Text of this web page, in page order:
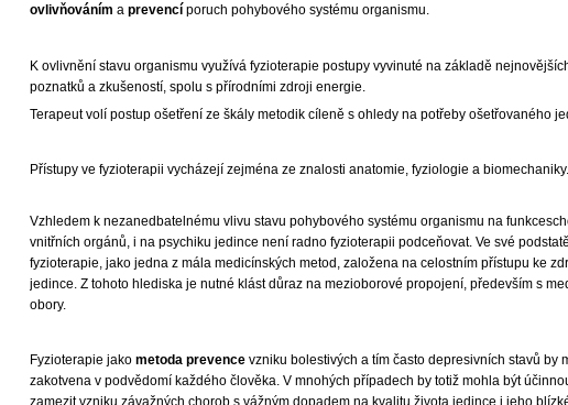
ovlivňováním a prevencí poruch pohybového systému organismu.
K ovlivnění stavu organismu využívá fyzioterapie postupy vyvinuté na základě
poznatků a zkušeností, spolu s přírodními zdroji energie.
Terapeut volí postup ošetření ze škály metodik cíleně s ohledy na potřeby ošetřovaného
Přístupy ve fyzioterapii vycházejí zejména ze znalosti anatomie, fyziologie a biomechaniky.
Vzhledem k nezanedbatelnému vlivu stavu pohybového systému organismu na
vnitřních orgánů, i na psychiku jedince není radno fyzioterapii podceňovat. Ve své
fyzioterapie, jako jedna z mála medicínských metod, založena na celostním přístupu ke
jedince. Z tohoto hlediska je nutné klást důraz na mezioborové propojení, především s
obory.
Fyzioterapie jako metoda prevence vzniku bolestivých a tím často depresivních stavů by
zakotvena v podvědomí každého člověka. V mnohých případech by totiž mohla být